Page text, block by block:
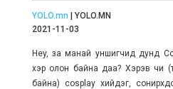
YOLO.mn | YOLO.MN
2021-11-03
Hey, за манай уншигчид дунд
хэр олон байна даа? Хэрэв чи
байна) cosplay хийдэг,